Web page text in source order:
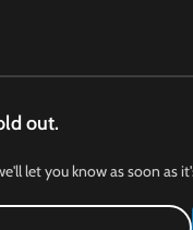
out.
let you know as soon as